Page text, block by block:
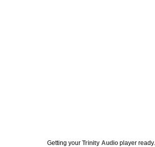
Getting your Trinity Audio player ready...